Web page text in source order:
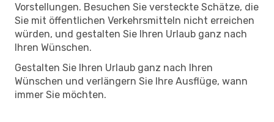
Vorstellungen. Besuchen Sie versteckte Schätze, die
Sie mit öffentlichen Verkehrsmitteln nicht erreichen
würden, und gestalten Sie Ihren Urlaub ganz nach
Ihren Wünschen.
Gestalten Sie Ihren Urlaub ganz nach Ihren
Wünschen und verlängern Sie Ihre Ausflüge, wann
immer Sie möchten.